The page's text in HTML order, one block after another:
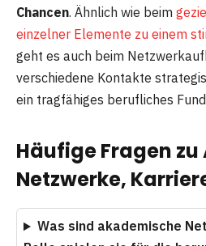
Chancen. Ähnlich wie beim
einzelner Elemente zu einem
geht es auch beim
verschiedene Kontakte
ein tragfähiges berufliches
Häufige Fragen
Netzwerke,
Was sind akademische